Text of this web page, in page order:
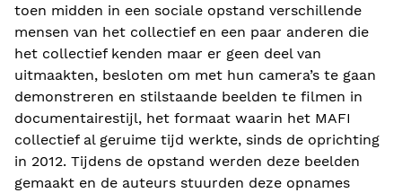
toen midden in een sociale opstand verschillende
mensen van het collectief en een paar anderen die
het collectief kenden maar er geen deel van
uitmaakten, besloten om met hun camera’s te gaan
demonstreren en stilstaande beelden te filmen in
documentairestijl, het formaat waarin het MAFI
collectief al geruime tijd werkte, sinds de oprichting
in 2012. Tijdens de opstand werden deze beelden
gemaakt en de auteurs stuurden deze opnames